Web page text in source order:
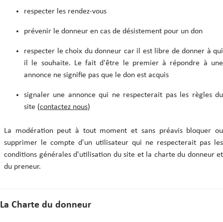
respecter les rendez-vous
prévenir le donneur en cas de désistement pour un don
respecter le choix du donneur car il est libre de donner à qui
il le souhaite. Le fait d'être le premier à répondre à une
annonce ne signifie pas que le don est acquis
signaler une annonce qui ne respecterait pas les règles du
site (contactez nous)
La modération peut à tout moment et sans préavis bloquer ou
supprimer le compte d'un utilisateur qui ne respecterait pas les
conditions générales d'utilisation du site et la charte du donneur et
du preneur.
La Charte du donneur